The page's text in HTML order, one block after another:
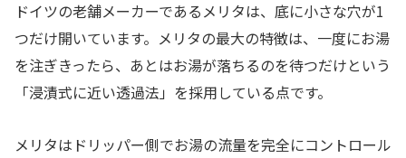
ドイツの老舗メーカーであるメリタは、底に小さな穴が1
つだけ開いています。メリタの最大の特徴は、一度にお湯
を注ぎきったら、あとはお湯が落ちるのを待つだけという
「浸漬式に近い透過法」を採用している点です。
メリタはドリッパー側でお湯の流量を完全にコントロール